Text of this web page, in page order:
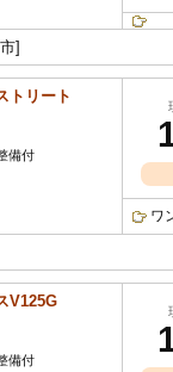
]
トリート
備付
ワ
V125G
備付